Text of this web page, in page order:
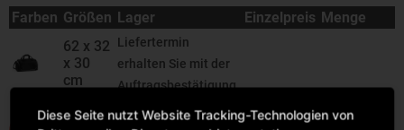
Farben Größen Lager Einzelpreis Menge
62 x 32
x 30
cm
Liefertermin
erhalten Sie mit der
Auftragsbestätigung
Diese Seite nutzt Website Tracking-Technologien von